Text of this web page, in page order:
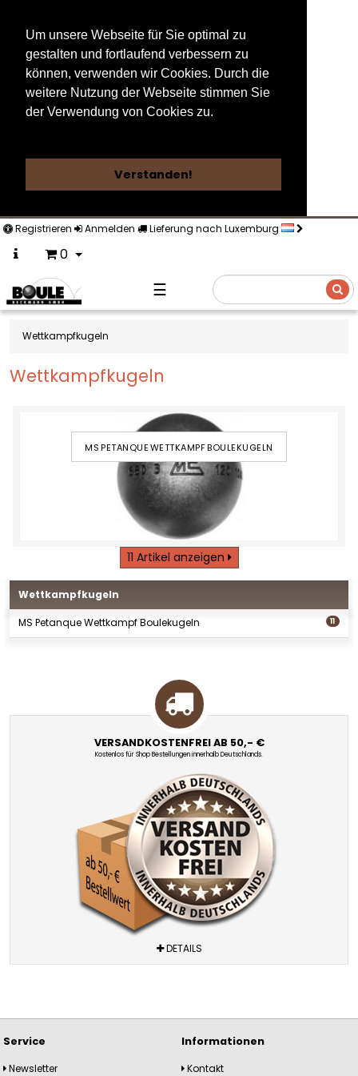
Um unsere Webseite für Sie optimal zu
gestalten und fortlaufend verbessern zu
können, verwenden wir Cookies. Durch die
weitere Nutzung der Webseite stimmen Sie
der Verwendung von Cookies zu.
Verstanden!
Registrieren Anmelden Lieferung nach Luxemburg
0
☰
Wettkampfkugeln
Wettkampfkugeln
MS PETANQUE WETTKAMPF BOULEKUGELN
11 Artikel anzeigen
Wettkampfkugeln
MS Petanque Wettkampf Boulekugeln 11
VERSANDKOSTENFREI AB 50,- €
Kostenlos für Shop Bestellungen innerhalb Deutschlands.
DETAILS
Service
Newsletter
Informationen
Kontakt